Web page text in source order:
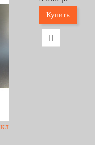
Купить